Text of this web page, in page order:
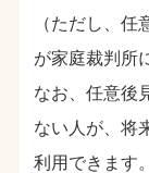
（ただし、任
が家庭裁判所
なお、任意後
ない人が、将
利用できます